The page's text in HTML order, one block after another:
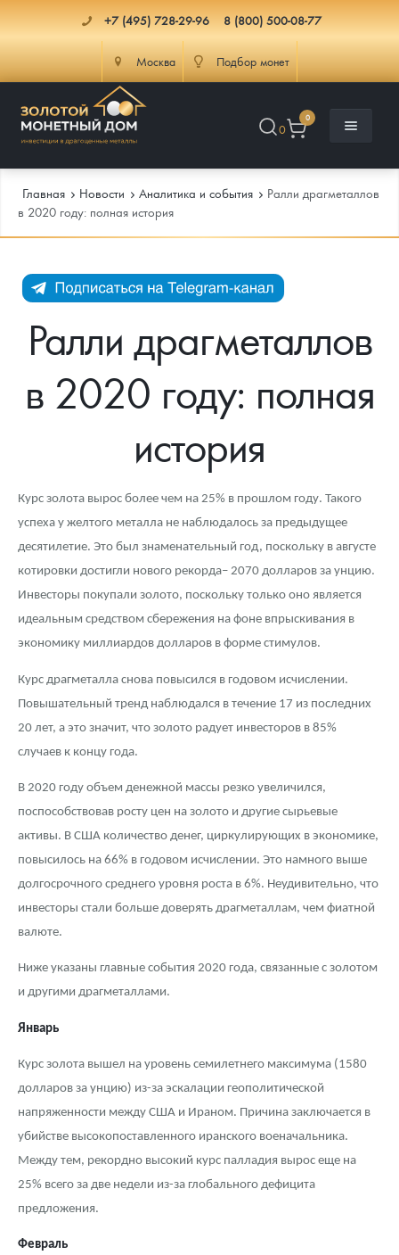
+7 (495) 728-29-96 8 (800) 500-08-77
Москва Подбор монет
0
0
Каталог Монет
Инвестиционные монеты
Монеты Россия и СССР
Памятные и старинные монеты
Памятные монеты России и СССР
Монеты Царской России
Монеты стран мира после 1950г
Золотой червонец Сеятель
Золотые слитки
Аксессуары
Год Лошади
Флот: ледоколы и корабли
Жетоны "Необыкновенные обитатели глубин"
Русская нумизматика
Наборы подарочных и коллекционных монет
Книги по нумизматике
Инфо
Как сделать заказ
Подлинность монет
Выкуп монет
Выкуп серебряных монет
Вопрос - ответ
Памятка для работы с монетами из драгметаллов
Монеты
Политика конфиденциальности
Политика использования Cookies
Доставка
Распродажа монет и жетонов
Итоги 2025 года. Прогноз курсов золота, серебра, платины на
2026 год
Cтатьи
Георгий Победоносец - динамика цен
Курс золота и серебра
Лом выкуп
Скупка слитков
Контакты
О нас
Наши преимущества
Пресс-служба
Главная Новости Аналитика и события
Ралли драгметаллов
в 2020 году: полная история
Ралли драгметаллов
в 2020 году: полная
история
Курс золота вырос более чем на 25% в прошлом году. Такого
успеха у желтого металла не наблюдалось за предыдущее
десятилетие. Это был знаменательный год, поскольку в августе
котировки достигли нового рекорда– 2070 долларов за унцию.
Инвесторы покупали золото, поскольку только оно является
идеальным средством сбережения на фоне впрыскивания в
экономику миллиардов долларов в форме стимулов.
Курс драгметалла снова повысился в годовом исчислении.
Повышательный тренд наблюдался в течение 17 из последних
20 лет, а это значит, что золото радует инвесторов в 85%
случаев к концу года.
В 2020 году объем денежной массы резко увеличился,
поспособствовав росту цен на золото и другие сырьевые
активы. В США количество денег, циркулирующих в экономике,
повысилось на 66% в годовом исчислении. Это намного выше
долгосрочного среднего уровня роста в 6%. Неудивительно, что
инвесторы стали больше доверять драгметаллам, чем фиатной
валюте.
Ниже указаны главные события 2020 года, связанные с золотом
и другими драгметаллами.
Январь
Курс золота вышел на уровень семилетнего максимума (1580
долларов за унцию) из-за эскалации геополитической
напряженности между США и Ираном. Причина заключается в
убийстве высокопоставленного иранского военачальника.
Между тем, рекордно высокий курс палладия вырос еще на
25% всего за две недели из-за глобального дефицита
предложения.
Февраль